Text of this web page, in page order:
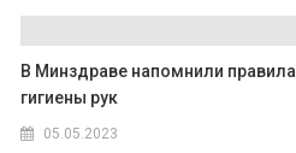
В Минздраве напомнили правила
гигиены рук
05.05.2023